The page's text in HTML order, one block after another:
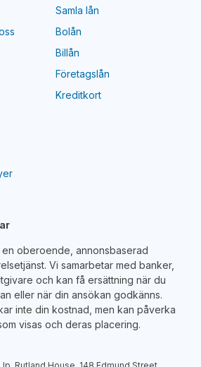
Samla lån
Bolån
Billån
Företagslån
Kreditkort
oberoende, annonsbaserad
Vi samarbetar med banker,
och kan få ersättning när du
eller när din ansökan godkänns.
inte din kostnad, men kan påverka
visas och deras placering.